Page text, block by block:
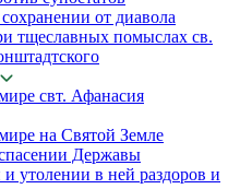
от диавола
тщеславных помыслах св.
свт. Афанасия
на Святой Земле
Державы
и утолении в ней раздоров и